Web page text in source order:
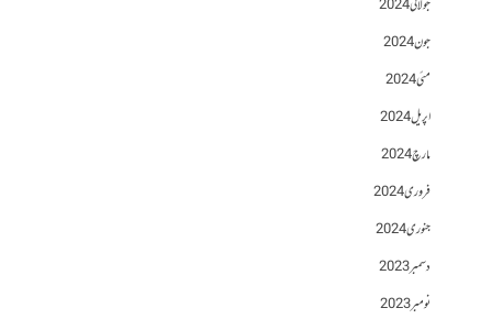
جولائی 2024
جون 2024
مئی 2024
اپریل 2024
مارچ 2024
فروری 2024
جنوری 2024
دسمبر 2023
نومبر 2023